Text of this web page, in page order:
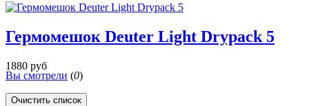
Гермомешок Deuter Light Drypack 5
1880 руб
Вы смотрели (0)
Очистить список